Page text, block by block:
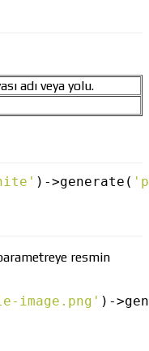
adı veya yolu.
) ->generate(
resmin
image.png' ) ->